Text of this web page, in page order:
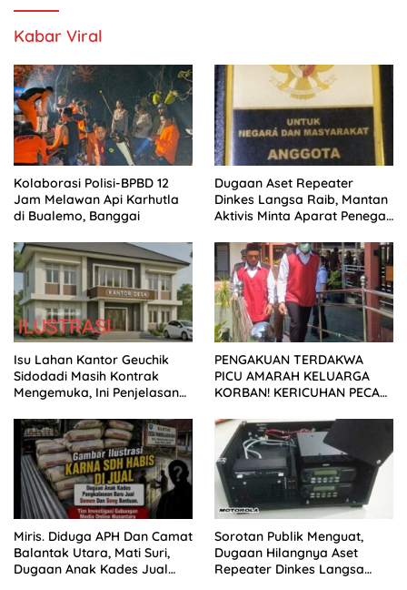
Kabar Viral
Kolaborasi Polisi-BPBD 12
Jam Melawan Api Karhutla
di Bualemo, Banggai
Dugaan Aset Repeater
Dinkes Langsa Raib, Mantan
Aktivis Minta Aparat Penegak
Isu Lahan Kantor Geuchik
Sidodadi Masih Kontrak
Mengemuka, Ini Penjelasan
PENGAKUAN TERDAKWA
PICU AMARAH KELUARGA
KORBAN! KERICUHAN PECAH
DITUNDA
Miris. Diduga APH Dan Camat
Balantak Utara, Mati Suri,
Dugaan Anak Kades Jual
Sorotan Publik Menguat,
Dugaan Hilangnya Aset
Repeater Dinkes Langsa